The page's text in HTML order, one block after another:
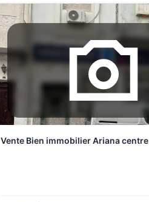
Vente Bien immobilier Ariana centre